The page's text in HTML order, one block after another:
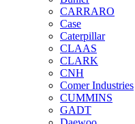
CARRARO
Case
Caterpillar
CLAAS
CLARK
CNH
Comer Industries
CUMMINS
GADT